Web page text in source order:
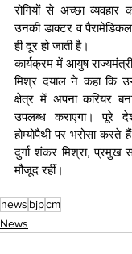
रोगियों से अच्छा व्यवहार
उनकी डाक्टर व
ही दूर हो जाती है।
कार्यक्रम में आयुष
मिश्र दयाल ने कहा कि
क्षेत्र में अपना करियर
उपलब्ध कराएगा। पूरे
होम्योपैथी पर भरोसा
दुर्गा शंकर मिश्रा, प्रमुख
मौजूद रहीं।
news bjpcm
News